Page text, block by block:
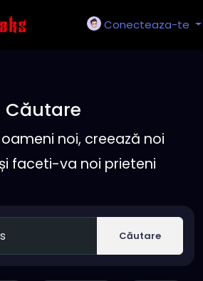
Conecteaza-te
Căutare
noi, creează noi
faceti-va noi prieteni
Căutare